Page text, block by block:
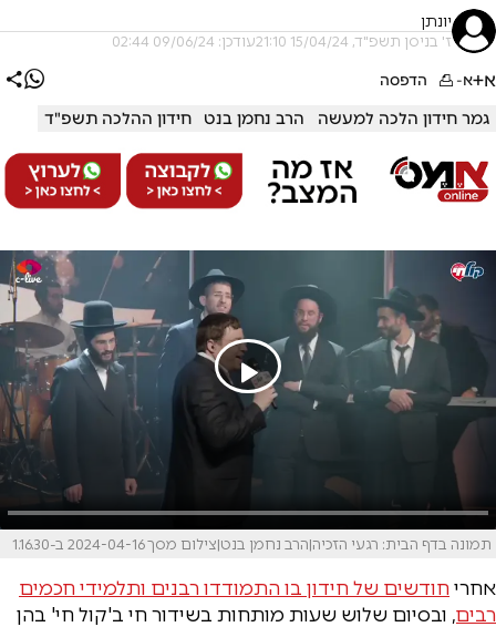
יונתן
ז' בניסן תשפ"ד, 15/04/24 21:10 עודכן: 09/06/24 02:44
א+א- הדפסה
גמר חידון הלכה למעשה הרב נחמן בנט חידון ההלכה תשפ"ד
תמונה בדף הבית: רגעי הזכיה|הרב נחמן בנט|צילום מסך 2024-04-16 ב-1.16.30
אחרי חודשים של חידון בו התמודדו רבנים ותלמידי חכמים
רבים, ובסיום שלוש שעות מותחות בשידור חי ב'קול חי' בהן